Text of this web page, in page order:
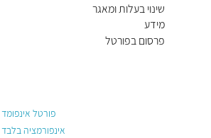
שינוי בעלות ומאגר
מידע
פרסום בפורטל
פורטל
אינפורמציה